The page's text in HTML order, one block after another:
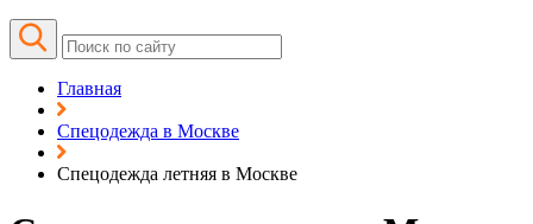
Главная
Спецодежда в Москве
Спецодежда летняя в Москве